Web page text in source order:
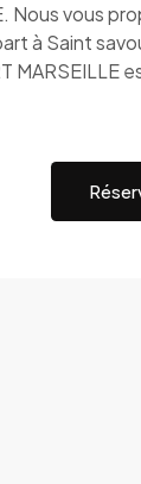
Nous vous
à Saint